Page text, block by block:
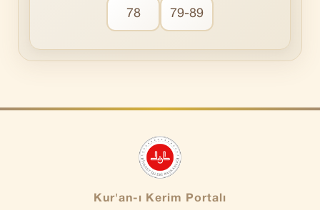
78 79-89
Kur'an-ı Kerim Portalı